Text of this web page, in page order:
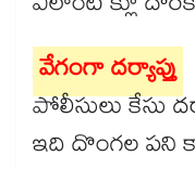
వేగంగా దర్యాప్తు
పోలీసులు కేసు
ఇది దొంగల పని